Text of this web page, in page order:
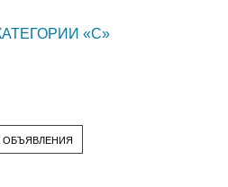
«C»
ОБЪЯВЛЕНИЯ